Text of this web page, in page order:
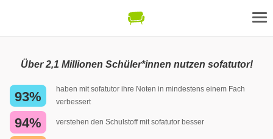
Über 2,1 Millionen Schüler*innen nutzen sofatutor!
93%
haben mit sofatutor ihre Noten in mindestens einem Fach
verbessert
94% verstehen den Schulstoff mit sofatutor besser